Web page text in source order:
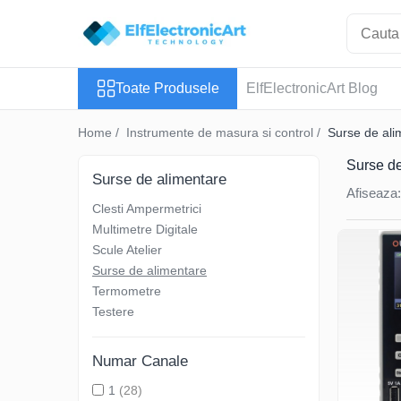
Surse de alimentare
Osciloscoape AXIOMET
Toate Produsele ElfElectronicArt Blog
Home / Instrumente de masura si control / Surse de
Surse
Surse de alimentare
Clesti Ampermetrici
Multimetre Digitale
Scule Atelier
Surse de alimentare
Termometre
Testere
Numar Canale
1 (28)
Afiseaza: